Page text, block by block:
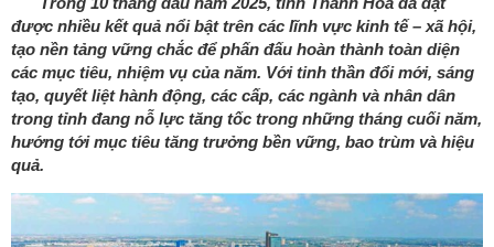
được nhiều kết quả nổi bật trên các lĩnh vực kinh tế – xã hội,
tạo nền tảng vững chắc để phấn đấu hoàn thành toàn diện
các mục tiêu, nhiệm vụ của năm. Với tinh thần đổi mới, sáng
tạo, quyết liệt hành động, các cấp, các ngành và nhân dân
trong tỉnh đang nỗ lực tăng tốc trong những tháng cuối năm,
hướng tới mục tiêu tăng trưởng bền vững, bao trùm và hiệu
quả.